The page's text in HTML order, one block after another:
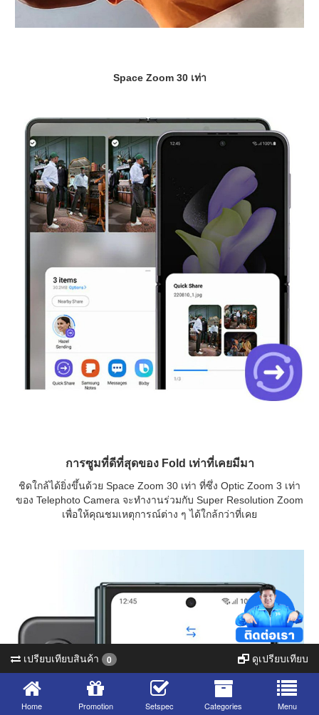
Space Zoom 30 เท่า
การซูมที่ดีที่สุดของ Fold เท่าที่เคยมีมา
ชิดใกล้ได้ยิ่งขึ้นด้วย Space Zoom 30 เท่า ที่ซึ่ง Optic Zoom 3 เท่า
ของ Telephoto Camera จะทำงานร่วมกับ Super Resolution Zoom
เพื่อให้คุณชมเหตุการณ์ต่าง ๆ ได้ใกล้กว่าที่เคย
เปรียบเทียบสินค้า 0 ดูเปรียบเทียบ
Home Promotion Setspec Categories Menu